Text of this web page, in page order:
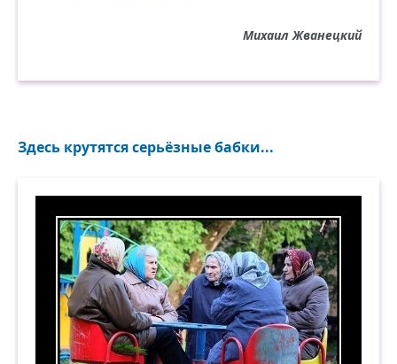
Михаил Жванецкий
Здесь крутятся серьёзные бабки...